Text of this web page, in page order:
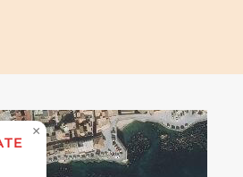
×